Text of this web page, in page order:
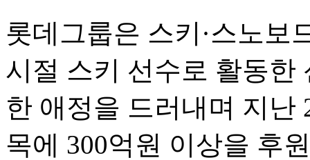
롯데그룹은 스키·스노보
시절 스키 선수로 활동한
한 애정을 드러내며 지난
목에 300억원 이상을 후